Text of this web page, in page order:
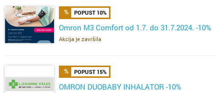
POPUST 10%
Omron M3 Comfort od 1.7. do 31.7.2024. -10%
Akcija je završila
POPUST 15%
OMRON DUOBABY INHALATOR -10%